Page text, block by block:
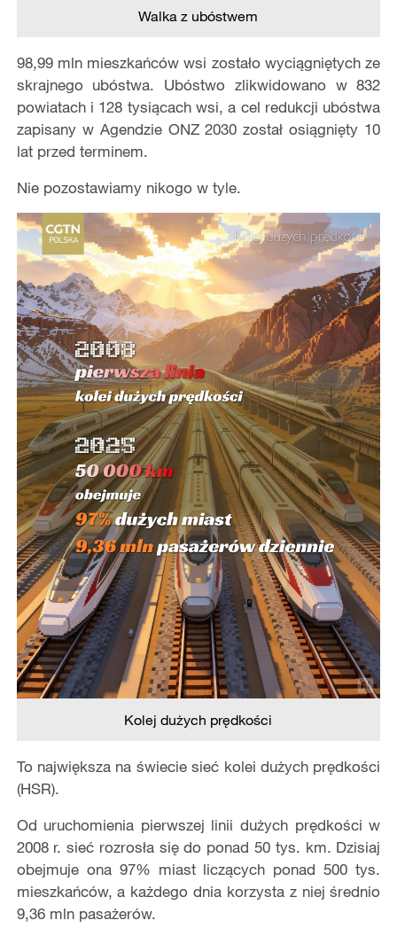
Walka z ubóstwem
98,99 mln mieszkańców wsi zostało wyciągniętych ze
skrajnego ubóstwa. Ubóstwo zlikwidowano w 832
powiatach i 128 tysiącach wsi, a cel redukcji ubóstwa
zapisany w Agendzie ONZ 2030 został osiągnięty 10
lat przed terminem.
Nie pozostawiamy nikogo w tyle.
Kolej dużych prędkości
To największa na świecie sieć kolei dużych prędkości
(HSR).
Od uruchomienia pierwszej linii dużych prędkości w
2008 r. sieć rozrosła się do ponad 50 tys. km. Dzisiaj
obejmuje ona 97% miast liczących ponad 500 tys.
mieszkańców, a każdego dnia korzysta z niej średnio
9,36 mln pasażerów.